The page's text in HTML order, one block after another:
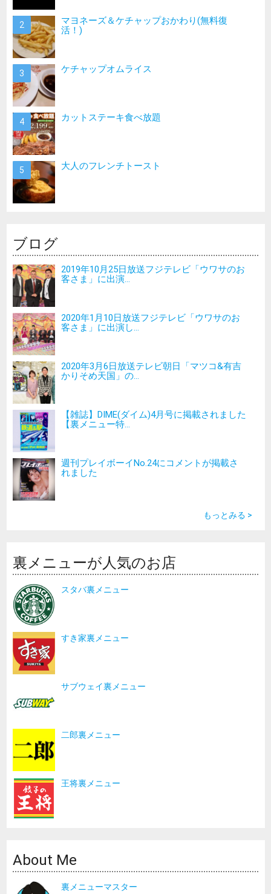
マヨネーズ＆ケチャップおかわり(無料復
活！)
ケチャップオムライス
カットステーキ食べ放題
大人のフレンチトースト
ブログ
2019年10月25日放送フジテレビ「ウワサのお
客さま」に出演...
2020年1月10日放送フジテレビ「ウワサのお
客さま」に出演し...
2020年3月6日放送テレビ朝日「マツコ&有吉
かりそめ天国」の...
【雑誌】DIME(ダイム)4月号に掲載されました
【裏メニュー特...
週刊プレイボーイNo.24にコメントが掲載さ
れました
もっとみる >
裏メニューが人気のお店
スタバ裏メニュー
すき家裏メニュー
サブウェイ裏メニュー
二郎裏メニュー
王将裏メニュー
About Me
裏メニューマスター